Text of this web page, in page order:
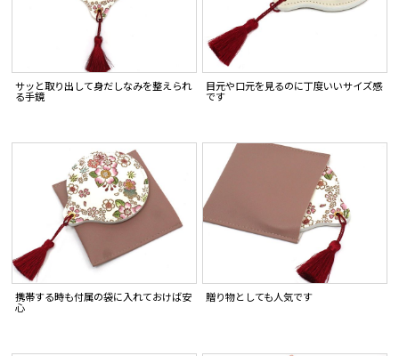
サッと取り出して身だしなみを整えられ
る手鏡
目元や口元を見るのに丁度いいサイズ感
です
携帯する時も付属の袋に入れておけば安
心
贈り物としても人気です